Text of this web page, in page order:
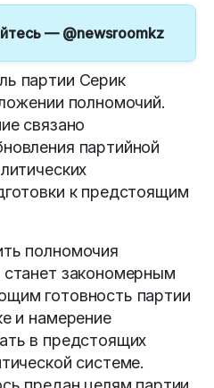
— @newsroomkz
партии Серик
полномочий.
связано
партийной
к предстоящим
полномочия
закономерным
готовность партии
и намерение
в предстоящих
системе.